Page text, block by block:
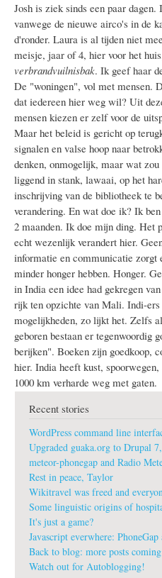
Josh is ziek sinds een paar
vanwege de nieuwe airco's in de
d'ronder. Laura is al tijden niet
meisje, jaar of 4, hier voor het
verbrandvuilnisbak. Ik geef haar
De "woningen", vol met mensen.
dat iedereen hier weg wil? Uit
mensen kiezen er zelf voor de
Maar het beleid is gericht op
signalen en valse hoop naar
denken, onmogelijk, maar wat zou
liggend in stank, lawaai, op het
inschrijving van de bibliotheek te
verandering. En wat doe ik? Ik
2 maanden. Ik doe mijn ding. Het
echt wezenlijk verandert hier.
informatie en communicatie zorgt
minder honger hebben. Honger.
in India een idee had gekregen
rijk ten opzichte van Mali. Indi-ers
mogelijkheden, zo lijkt het. Zelfs
geboren bestaan er tegenwoordig
berijken". Boeken zijn goedkoop,
hier. India heeft kust,
1000 km verharde weg met gaten.
Recent stories
WordPress command line
Upgraded guaka.org to Drupal
meteor-phonegap and Radio
Rest in peace, Taylor
Wikitravel was freed and
Some linguistic origins of
It's just a game?
Javascript everwhere:
Back to blog: more posts
Watch out for Autoblogging!